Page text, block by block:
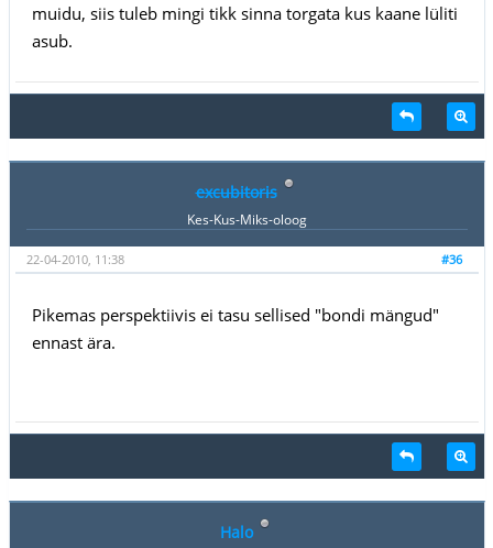
muidu, siis tuleb mingi tikk sinna torgata kus kaane lüliti
asub.
excubitoris
Kes-Kus-Miks-oloog
#36
22-04-2010, 11:38
Pikemas perspektiivis ei tasu sellised "bondi mängud"
ennast ära.
Halo